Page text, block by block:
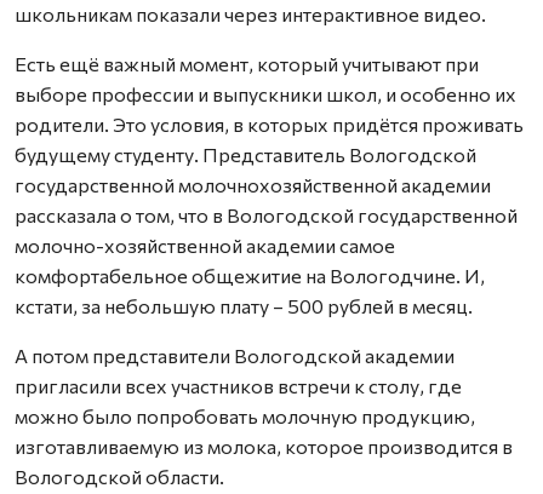
школьникам показали через интерактивное видео.
Есть ещё важный момент, который учитывают при
выборе профессии и выпускники школ, и особенно их
родители. Это условия, в которых придётся проживать
будущему студенту. Представитель Вологодской
государственной молочнохозяйственной академии
рассказала о том, что в Вологодской государственной
молочно-хозяйственной академии самое
комфортабельное общежитие на Вологодчине. И,
кстати, за небольшую плату – 500 рублей в месяц.
А потом представители Вологодской академии
пригласили всех участников встречи к столу, где
можно было попробовать молочную продукцию,
изготавливаемую из молока, которое производится в
Вологодской области.